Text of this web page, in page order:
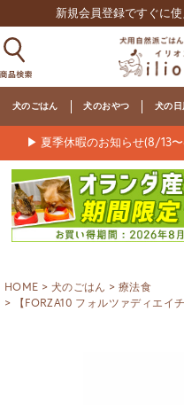
新規会員登録ですぐに
犬のごはん 犬のおやつ 犬の日
▶ 夏季休暇のお知らせ(8/13
HOME 犬のごはん
療法食
【FORZA10 フォルツァディエ